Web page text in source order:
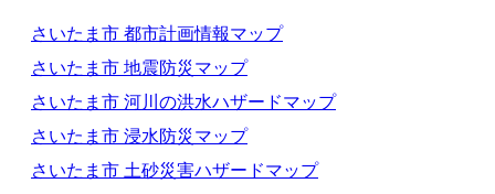
さいたま市 都市計画情報マップ
さいたま市 地震防災マップ
さいたま市 河川の洪水ハザードマップ
さいたま市 浸水防災マップ
さいたま市 土砂災害ハザードマップ